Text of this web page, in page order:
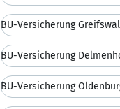
BU-Versicherung
BU-Versicherung